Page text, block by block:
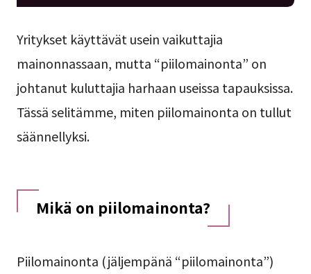
Yritykset käyttävät usein vaikuttajia
mainonnassaan, mutta “piilomainonta” on
johtanut kuluttajia harhaan useissa tapauksissa.
Tässä selitämme, miten piilomainonta on tullut
säännellyksi.
Mikä on piilomainonta?
Piilomainonta (jäljempänä “piilomainonta”)